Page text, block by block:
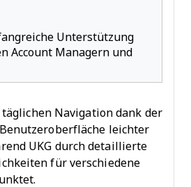
Unterstützung
Account Managern und
täglichen Navigation dank der
leichter
UKG durch detaillierte
für verschiedene